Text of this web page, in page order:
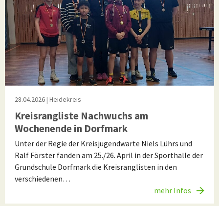
28.04.2026| Heidekreis
Kreisrangliste Nachwuchs am
Wochenende in Dorfmark
Unter der Regie der Kreisjugendwarte Niels Lührs und
Ralf Förster fanden am 25./26. April in der Sporthalle der
Grundschule Dorfmark die Kreisranglisten in den
verschiedenen…
mehr Infos